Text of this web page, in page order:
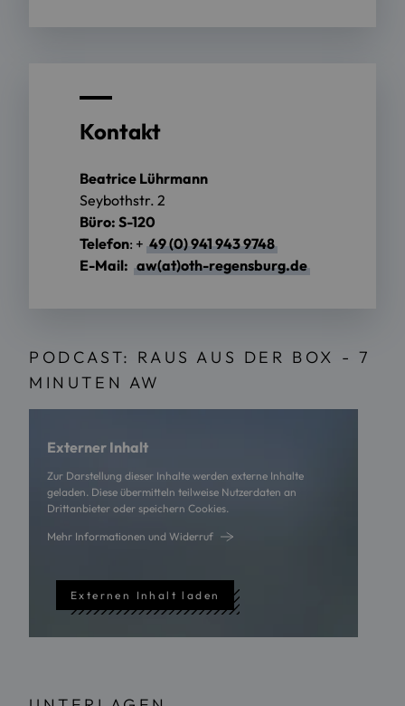
Kontakt
Beatrice Lührmann
Seybothstr. 2
Büro: S-120
Telefon: + 49 (0) 941 943 9748
E-Mail: aw(at)oth-regensburg.de
PODCAST: RAUS AUS DER BOX - 7
MINUTEN AW
Externer Inhalt
Zur Darstellung dieser Inhalte werden externe Inhalte
geladen. Diese übermitteln teilweise Nutzerdaten an
Drittanbieter oder speichern Cookies.
Mehr Informationen und Widerruf
Externen Inhalt laden